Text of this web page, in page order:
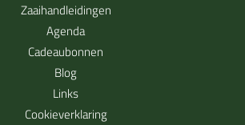
Zaaihandleidingen
Agenda
Cadeaubonnen
Blog
Links
Cookieverklaring